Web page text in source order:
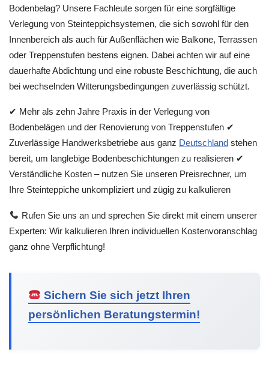
Bodenbelag? Unsere Fachleute sorgen für eine sorgfältige
Verlegung von Steinteppichsystemen, die sich sowohl für den
Innenbereich als auch für Außenflächen wie Balkone, Terrassen
oder Treppenstufen bestens eignen. Dabei achten wir auf eine
dauerhafte Abdichtung und eine robuste Beschichtung, die auch
bei wechselnden Witterungsbedingungen zuverlässig schützt.
✔ Mehr als zehn Jahre Praxis in der Verlegung von
Bodenbelägen und der Renovierung von Treppenstufen ✔
Zuverlässige Handwerksbetriebe aus ganz Deutschland stehen
bereit, um langlebige Bodenbeschichtungen zu realisieren ✔
Verständliche Kosten – nutzen Sie unseren Preisrechner, um
Ihre Steinteppiche unkompliziert und zügig zu kalkulieren
Rufen Sie uns an und sprechen Sie direkt mit einem unserer
Experten: Wir kalkulieren Ihren individuellen Kostenvoranschlag
ganz ohne Verpflichtung!
Sichern Sie sich jetzt Ihren
persönlichen Beratungstermin!